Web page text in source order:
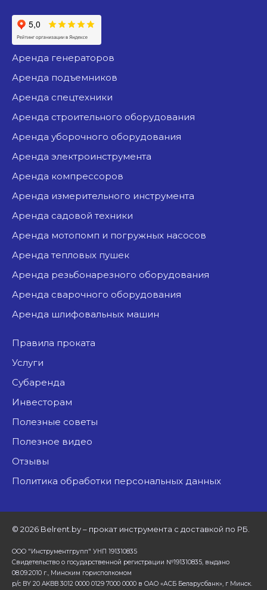
аренда генераторов
аренда подъемников
аренда спецтехники
аренда строительного оборудования
аренда уборочного оборудования
аренда электроинструмента
аренда компрессоров
аренда измерительного инструмента
аренда садовой техники
аренда мотопомп и погружных насосов
аренда тепловых пушек
аренда резьбонарезного оборудования
аренда сварочного оборудования
аренда шлифовальных машин
Правила проката
Услуги
Субаренда
Инвесторам
Полезные советы
Полезное видео
Отзывы
Политика обработки персональных данных
© 2026 Belrent.by – прокат инструмента с доставкой по РБ.
ООО "Инструментгрупп" УНП 191310835
Свидетельство о государственной регистрации №191310835, выдано
08.09.2010 г., Минским горисполкомом
р/с BY 20 AKBB 3012 0000 0129 7000 0000 в ОАО «АСБ Беларусбанк», г Минск.